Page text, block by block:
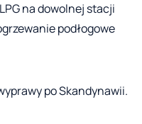
na dowolnej stacji
podłogowe
po Skandynawii.